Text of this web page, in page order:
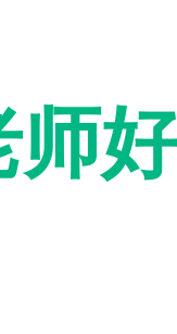
师